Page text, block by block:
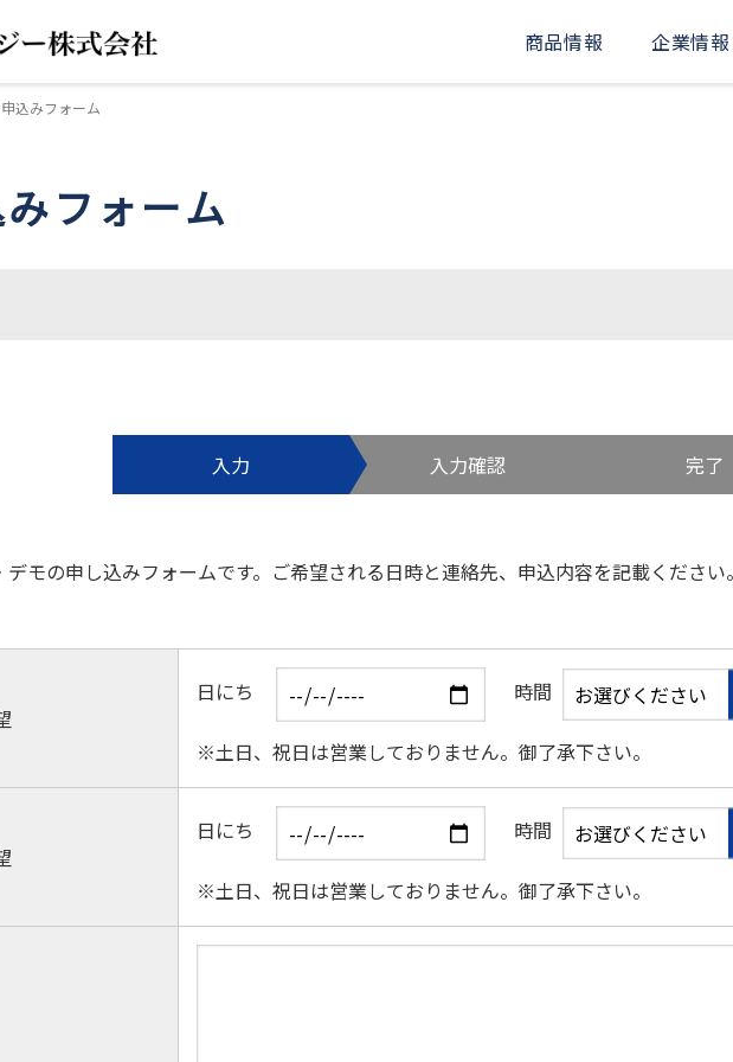
商品情報 企業情報
込みフォーム
フォーム
入力 入力確認 完了
デモの申し込みフォームです。ご希望される⽇時と連絡先、申込内容を記載ください
日にち 時間
※土日、祝日は営業しておりません。御了承下さい。
日にち 時間
※土日、祝日は営業しておりません。御了承下さい。